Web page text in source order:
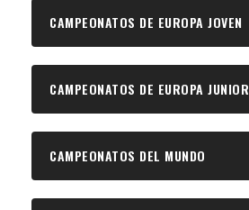
CAMPEONATOS DE EUROPA JOVEN
CAMPEONATOS DE EUROPA JUNIOR
CAMPEONATOS DEL MUNDO